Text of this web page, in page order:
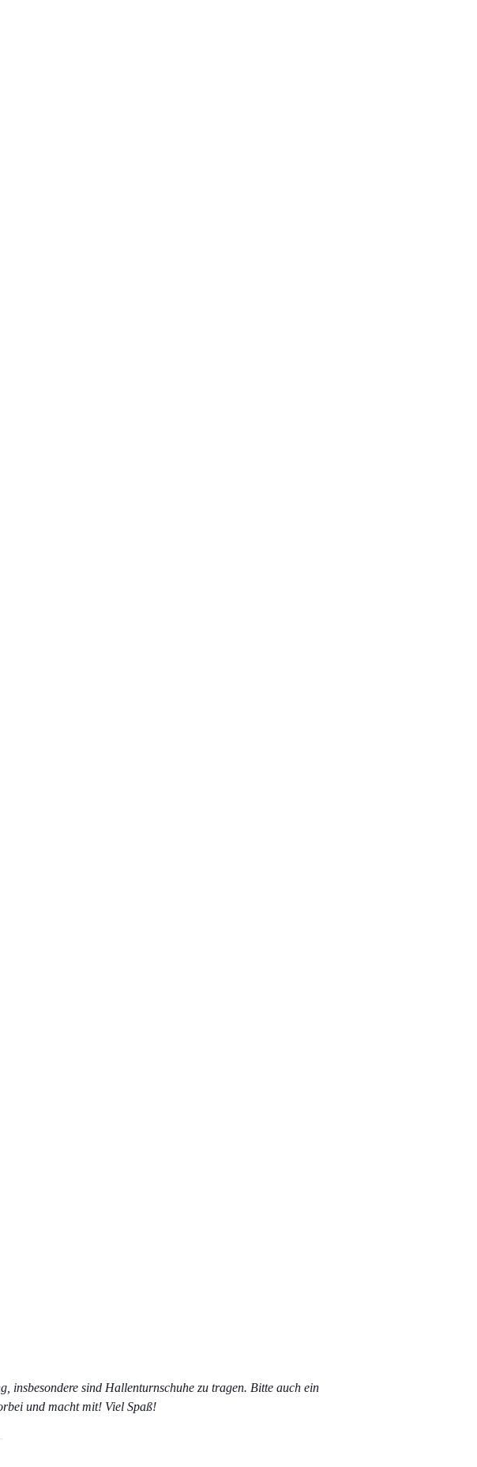
sind Hallenturnschuhe zu tragen. Bitte auch ein
und macht mit! Viel Spaß!